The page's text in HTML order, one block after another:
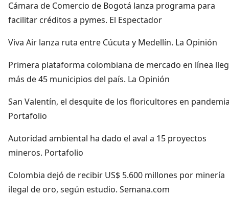
Cámara de Comercio de Bogotá lanza programa para
facilitar créditos a pymes. El Espectador
Viva Air lanza ruta entre Cúcuta y Medellín. La Opinión
Primera plataforma colombiana de mercado en línea
más de 45 municipios del país. La Opinión
San Valentín, el desquite de los floricultores en
Portafolio
Autoridad ambiental ha dado el aval a 15 proyectos
mineros. Portafolio
Colombia dejó de recibir US$ 5.600 millones por minería
ilegal de oro, según estudio. Semana.com